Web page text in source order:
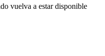
vuelva a estar disponible